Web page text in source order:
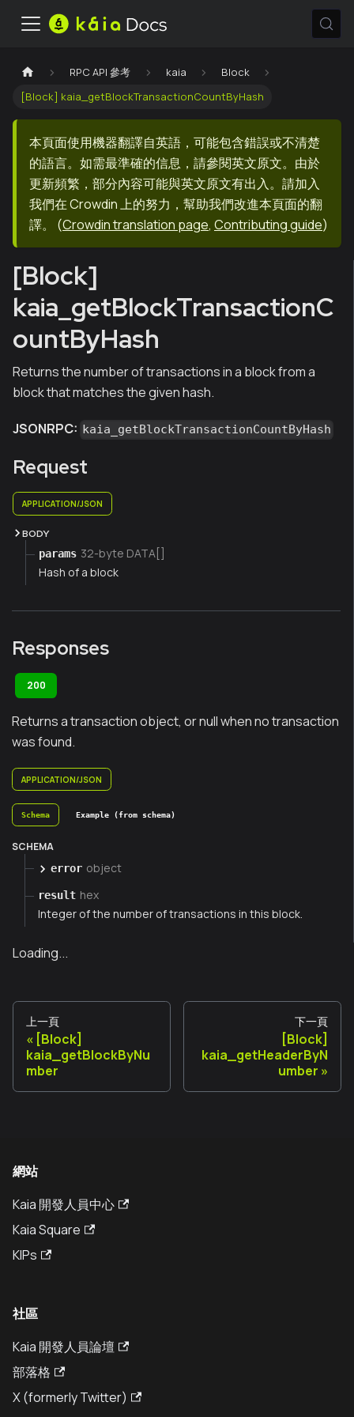
RPC API 參考 kaia
Block
[Block] kaia_getBlockTransactionCountByHash
本頁面使用機器翻譯自英語，可能包含錯誤或不清楚
的語言。如需最準確的信息，請參閱英文原文。由於
更新頻繁，部分內容可能與英文原文有出入。請加入
我們在 Crowdin 上的努力，幫助我們改進本頁面的翻
譯。
(Crowdin translation page, Contributing guide)
[Block]
kaia_getBlockTransactionC
ountByHash
Returns the number of transactions in a block from a
block that matches the given hash.
JSONRPC: kaia_getBlockTransactionCountByHash
Request
APPLICATION/JSON
BODY
params 32-byte DATA[]
Hash of a block
Responses
200
Returns a transaction object, or null when no transaction
was found.
APPLICATION/JSON
Schema Example (from schema)
SCHEMA
error object
result hex
Integer of the number of transactions in this block.
Loading...
上一頁
[Block]
kaia_getBlockByNu
mber
下一頁
[Block]
kaia_getHeaderByN
umber
網站
Kaia 開發人員中心
Kaia Square
KIPs
社區
Kaia 開發人員論壇
部落格
X (formerly Twitter)